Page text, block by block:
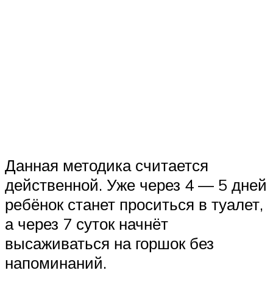
Данная методика считается
действенной. Уже через 4 — 5 дней
ребёнок станет проситься в туалет,
а через 7 суток начнёт
высаживаться на горшок без
напоминаний.